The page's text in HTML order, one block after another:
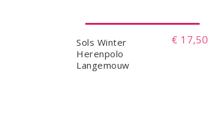
Sols Winter
Herenpolo
Langemouw
€ 17,50